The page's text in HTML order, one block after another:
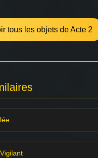
tous les objets de Acte 2